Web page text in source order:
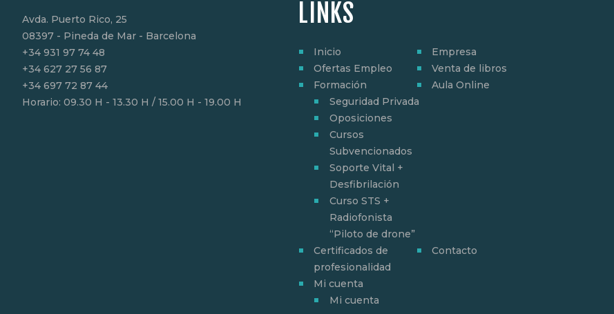
Avda. Puerto Rico, 25
08397 - Pineda de Mar - Barcelona
‎+34 931 97 74 48
+34 627 27 56 87
+34 697 72 87 44
Horario: 09.30 H - 13.30 H / 15.00 H - 19.00 H
LINKS
Inicio
Empresa
Ofertas Empleo
Venta de libros
Formación
Seguridad Privada
Oposiciones
Cursos
Subvencionados
Soporte Vital +
Desfibrilación
Curso STS +
Radiofonista
“Piloto de drone”
Aula Online
Certificados de
profesionalidad
Contacto
Mi cuenta
Mi cuenta